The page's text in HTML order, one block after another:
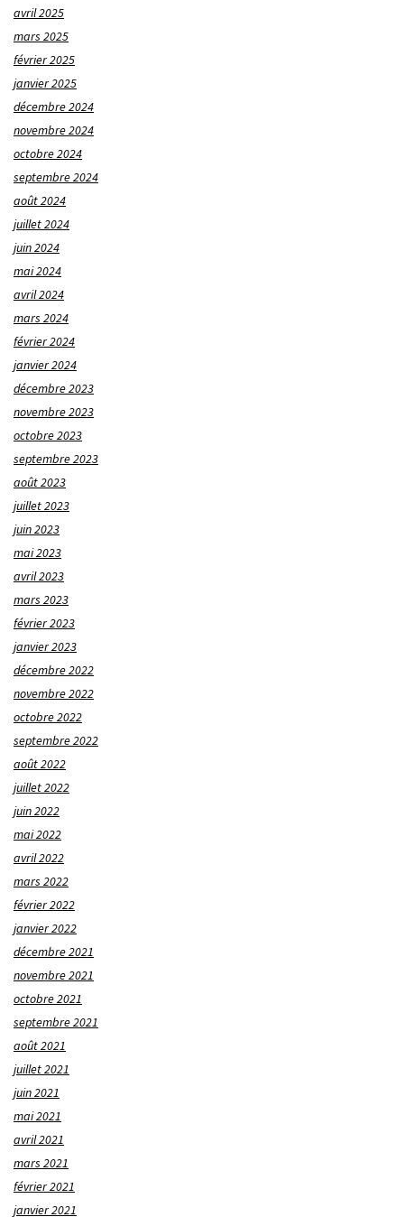
avril 2025
mars 2025
février 2025
janvier 2025
décembre 2024
novembre 2024
octobre 2024
septembre 2024
août 2024
juillet 2024
juin 2024
mai 2024
avril 2024
mars 2024
février 2024
janvier 2024
décembre 2023
novembre 2023
octobre 2023
septembre 2023
août 2023
juillet 2023
juin 2023
mai 2023
avril 2023
mars 2023
février 2023
janvier 2023
décembre 2022
novembre 2022
octobre 2022
septembre 2022
août 2022
juillet 2022
juin 2022
mai 2022
avril 2022
mars 2022
février 2022
janvier 2022
décembre 2021
novembre 2021
octobre 2021
septembre 2021
août 2021
juillet 2021
juin 2021
mai 2021
avril 2021
mars 2021
février 2021
janvier 2021